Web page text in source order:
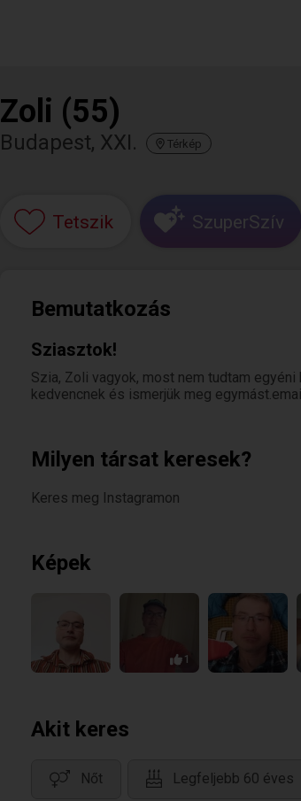
Zoli (55)
Budapest, XXI. Térkép
Tetszik SzuperSzív
Bemutatkozás
Sziasztok!
Szia, Zoli vagyok, most nem tudtam
kedvencnek és ismerjük meg
Milyen társat keresek?
Keres meg Instagramon
Képek
1
Akit keres
Nőt Legfeljebb 60 éves